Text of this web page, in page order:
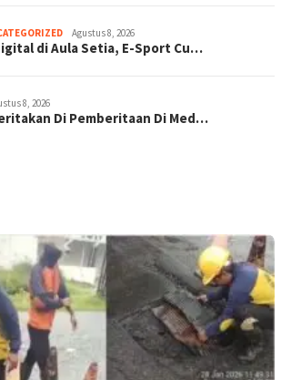
Agustus 8, 2026
di Aula Setia, E-Sport Cu…
8, 2026
Di Pemberitaan Di Med…